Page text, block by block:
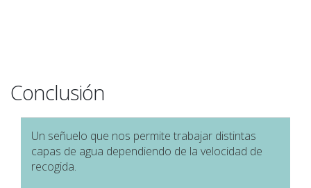
Conclusión
Un señuelo que nos permite trabajar distintas
capas de agua dependiendo de la velocidad de
recogida.